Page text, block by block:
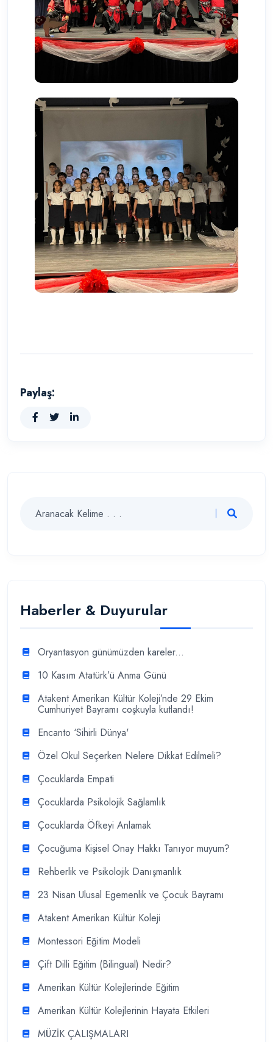
Paylaş:
Haberler & Duyurular
Oryantasyon günümüzden kareler...
10 Kasım Atatürk’ü Anma Günü
Atakent Amerikan Kültür Koleji’nde 29 Ekim
Cumhuriyet Bayramı coşkuyla kutlandı!
Encanto ‘Sihirli Dünya'
Özel Okul Seçerken Nelere Dikkat Edilmeli?
Çocuklarda Empati
Çocuklarda Psikolojik Sağlamlık
Çocuklarda Öfkeyi Anlamak
Çocuğuma Kişisel Onay Hakkı Tanıyor muyum?
Rehberlik ve Psikolojik Danışmanlık
23 Nisan Ulusal Egemenlik ve Çocuk Bayramı
Atakent Amerikan Kültür Koleji
Montessori Eğitim Modeli
Çift Dilli Eğitim (Bilingual) Nedir?
Amerikan Kültür Kolejlerinde Eğitim
Amerikan Kültür Kolejlerinin Hayata Etkileri
MÜZİK ÇALIŞMALARI